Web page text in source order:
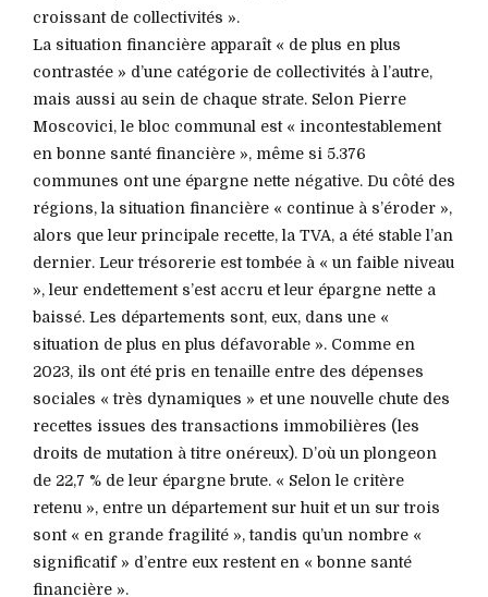
croissant de collectivités ».
La situation financière apparaît « de plus en plus
contrastée » d’une catégorie de collectivités à l’autre,
mais aussi au sein de chaque strate. Selon Pierre
Moscovici, le bloc communal est « incontestablement
en bonne santé financière », même si 5.376
communes ont une épargne nette négative. Du côté des
régions, la situation financière « continue à s’éroder »,
alors que leur principale recette, la TVA, a été stable l’an
dernier. Leur trésorerie est tombée à « un faible niveau
», leur endettement s’est accru et leur épargne nette a
baissé. Les départements sont, eux, dans une «
situation de plus en plus défavorable ». Comme en
2023, ils ont été pris en tenaille entre des dépenses
sociales « très dynamiques » et une nouvelle chute des
recettes issues des transactions immobilières (les
droits de mutation à titre onéreux). D’où un plongeon
de 22,7 % de leur épargne brute. « Selon le critère
retenu », entre un département sur huit et un sur trois
sont « en grande fragilité », tandis qu’un nombre «
significatif » d’entre eux restent en « bonne santé
financière ».